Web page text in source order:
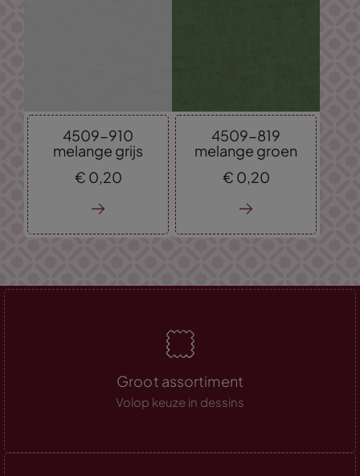
4509-910
melange grijs
€ 0, 20
4509-819
melange groen
€ 0, 20
Groot assortiment
Volop keuze in dessins